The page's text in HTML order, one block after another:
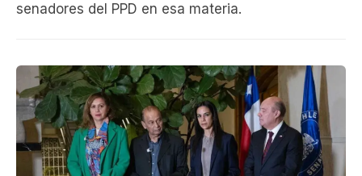
senadores del PPD en esa materia.